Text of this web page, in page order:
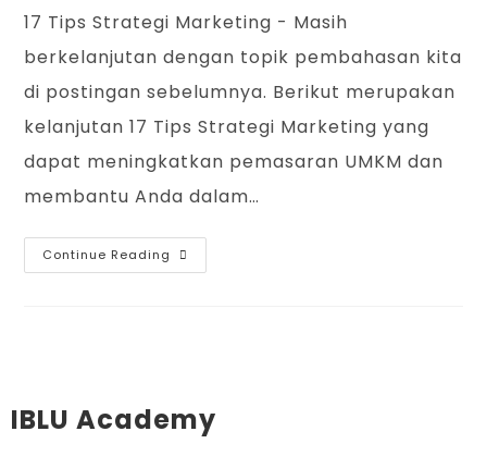
17 Tips Strategi Marketing - Masih
berkelanjutan dengan topik pembahasan kita
di postingan sebelumnya. Berikut merupakan
kelanjutan 17 Tips Strategi Marketing yang
dapat meningkatkan pemasaran UMKM dan
membantu Anda dalam…
Continue Reading
IBLU Academy